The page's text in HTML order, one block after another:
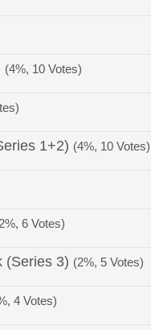
(4%, 10 Votes)
1+2) (4%, 10 Votes)
6 Votes)
(Series 3) (2%, 5 Votes)
4 Votes)